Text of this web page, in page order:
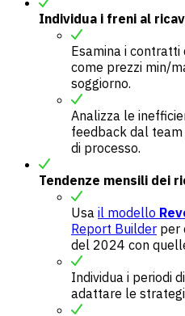
Individua i freni al
Esamina i
come prezzi min/
soggiorno.
Analizza le
feedback dal
di processo.
Tendenze mensili dei
Usa il modello
Report Builder per
del 2024 con
Individua i periodi
adattare le